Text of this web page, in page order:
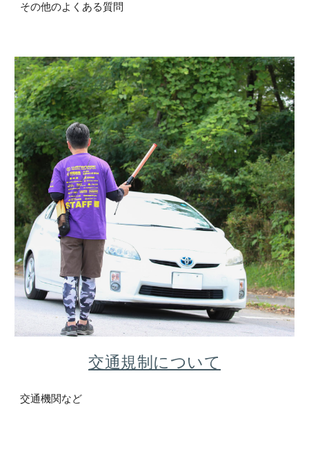
その他のよくある質問
交通規制について
交通機関など